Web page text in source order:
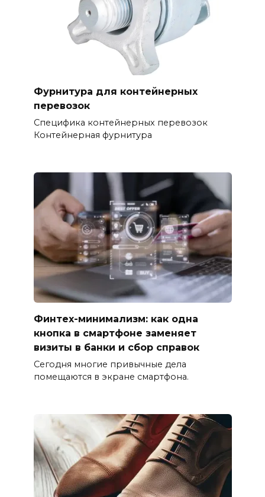
Фурнитура для контейнерных
перевозок
Специфика контейнерных перевозок
Контейнерная фурнитура
Финтех-минимализм: как одна
кнопка в смартфоне заменяет
визиты в банки и сбор справок
Сегодня многие привычные дела
помещаются в экране смартфона.